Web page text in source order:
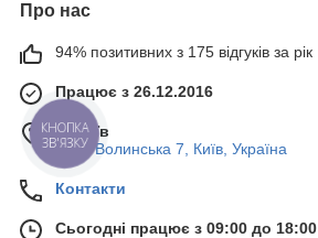
Про нас
94% позитивних з 175 відгуків за рік
Працює з 26.12.2016
м. Київ
Пост-Волинська 7, Київ, Україна
Контакти
Сьогодні працює з 09:00 до 18:00
КНОПКА
ЗВ'ЯЗКУ